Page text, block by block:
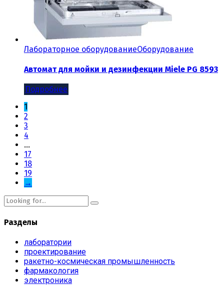
Лабораторное оборудованиеОборудование
Автомат для мойки и дезинфекции Miele PG 8593
Подробнее
1
2
3
4
…
17
18
19
→
Разделы
лаборатории
проектирование
ракетно-космическая промышленность
фармакология
электроника